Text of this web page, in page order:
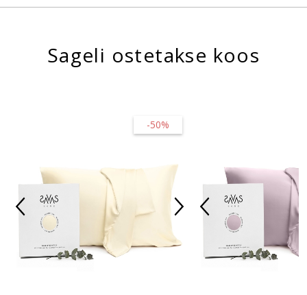
Sageli ostetakse koos
-50%